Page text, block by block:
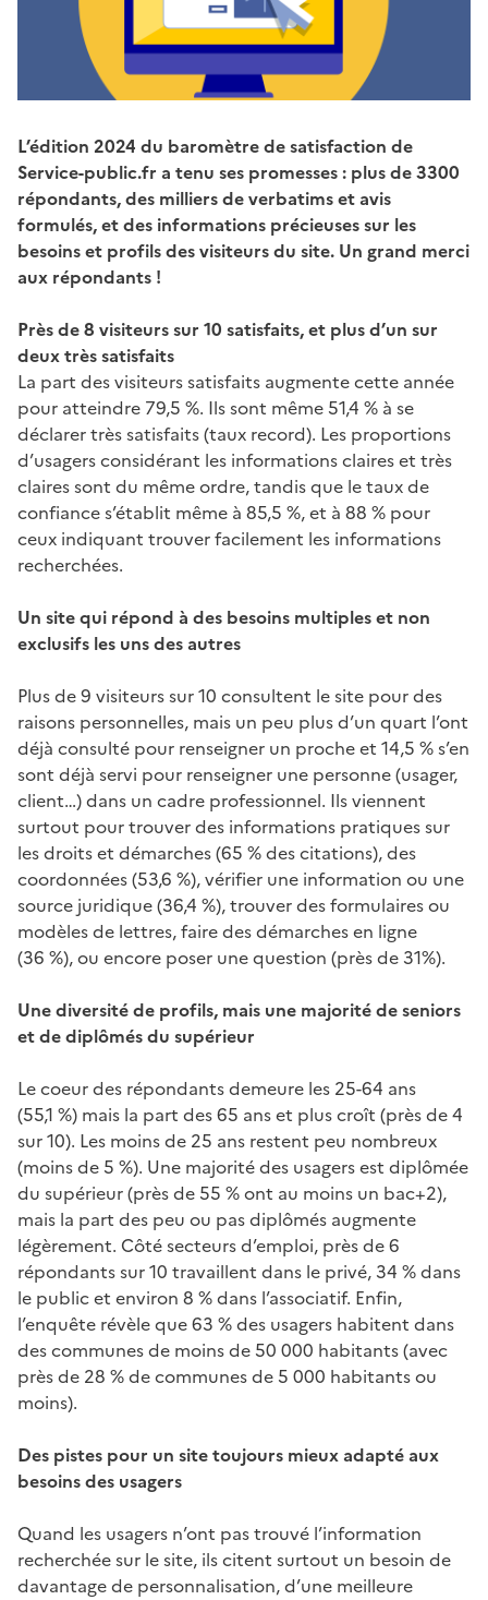
L’édition 2024 du baromètre de satisfaction de
Service-public.fr a tenu ses promesses : plus de 3300
répondants, des milliers de verbatims et avis
formulés, et des informations précieuses sur les
besoins et profils des visiteurs du site. Un grand merci
aux répondants !
Près de 8 visiteurs sur 10 satisfaits, et plus d’un sur
deux très satisfaits
La part des visiteurs satisfaits augmente cette année
pour atteindre 79,5 %. Ils sont même 51,4 % à se
déclarer très satisfaits (taux record). Les proportions
d’usagers considérant les informations claires et très
claires sont du même ordre, tandis que le taux de
confiance s’établit même à 85,5 %, et à 88 % pour
ceux indiquant trouver facilement les informations
recherchées.
Un site qui répond à des besoins multiples et non
exclusifs les uns des autres
Plus de 9 visiteurs sur 10 consultent le site pour des
raisons personnelles, mais un peu plus d’un quart l’ont
déjà consulté pour renseigner un proche et 14,5 % s’en
sont déjà servi pour renseigner une personne (usager,
client…) dans un cadre professionnel. Ils viennent
surtout pour trouver des informations pratiques sur
les droits et démarches (65 % des citations), des
coordonnées (53,6 %), vérifier une information ou une
source juridique (36,4 %), trouver des formulaires ou
modèles de lettres, faire des démarches en ligne
(36 %), ou encore poser une question (près de 31%).
Une diversité de profils, mais une majorité de seniors
et de diplômés du supérieur
Le coeur des répondants demeure les 25-64 ans
(55,1 %) mais la part des 65 ans et plus croît (près de 4
sur 10). Les moins de 25 ans restent peu nombreux
(moins de 5 %). Une majorité des usagers est diplômée
du supérieur (près de 55 % ont au moins un bac+2),
mais la part des peu ou pas diplômés augmente
légèrement. Côté secteurs d’emploi, près de 6
répondants sur 10 travaillent dans le privé, 34 % dans
le public et environ 8 % dans l’associatif. Enfin,
l’enquête révèle que 63 % des usagers habitent dans
des communes de moins de 50 000 habitants (avec
près de 28 % de communes de 5 000 habitants ou
moins).
Des pistes pour un site toujours mieux adapté aux
besoins des usagers
Quand les usagers n’ont pas trouvé l’information
recherchée sur le site, ils citent surtout un besoin de
davantage de personnalisation, d’une meilleure